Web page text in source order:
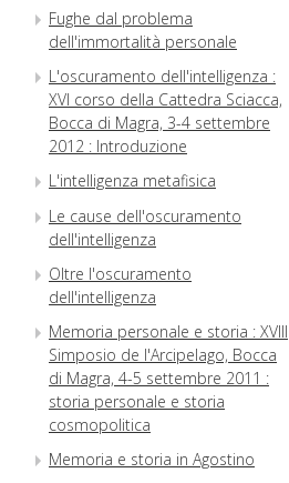
Fughe dal problema
dell'immortalità personale
L'oscuramento dell'intelligenza :
XVI corso della Cattedra Sciacca,
Bocca di Magra, 3-4 settembre
2012 : Introduzione
L'intelligenza metafisica
Le cause dell'oscuramento
dell'intelligenza
Oltre l'oscuramento
dell'intelligenza
Memoria personale e storia : XVIII
Simposio de l'Arcipelago, Bocca
di Magra, 4-5 settembre 2011 :
storia personale e storia
cosmopolitica
Memoria e storia in Agostino